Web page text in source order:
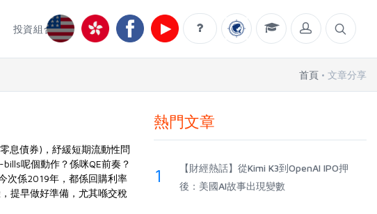
投資組合
首頁 文章分享
息債券)，紓緩短期流動性問
呢個動作？係咪QE前奏？
次係2019年，都係回購利率
提早做好準備，尤其喺交稅
熱門文章
1
【財經熱話】從Kimi K3到OpenAI IPO押
後：美國AI故事出現變數